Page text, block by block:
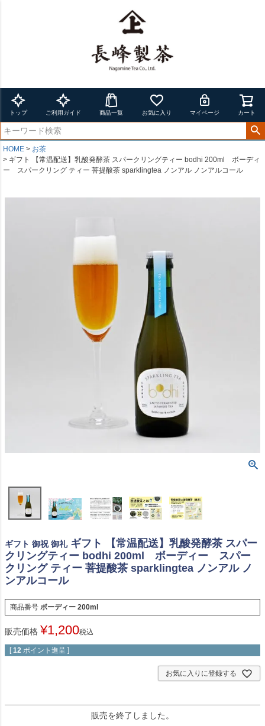
トップ ご利用ガイド 商品一覧 お気に入り マイページ カート
HOME
お茶
ギフト 【常温配送】乳酸発酵茶 スパークリングティー bodhi 200ml ボーディ
ー スパークリング ティー 菩提酸茶 sparklingtea ノンアル ノンアルコール
ギフト 御祝 御礼 ギフト 【常温配送】乳酸発酵茶 スパー
クリングティー bodhi 200ml ボーディー スパー
クリング ティー 菩提酸茶 sparklingtea ノンアル ノ
ンアルコール
商品番号 ボーディー 200ml
販売価格 ¥1,200税込
[ 12 ポイント進呈 ]
お気に入りに登録する
販売を終了しました。